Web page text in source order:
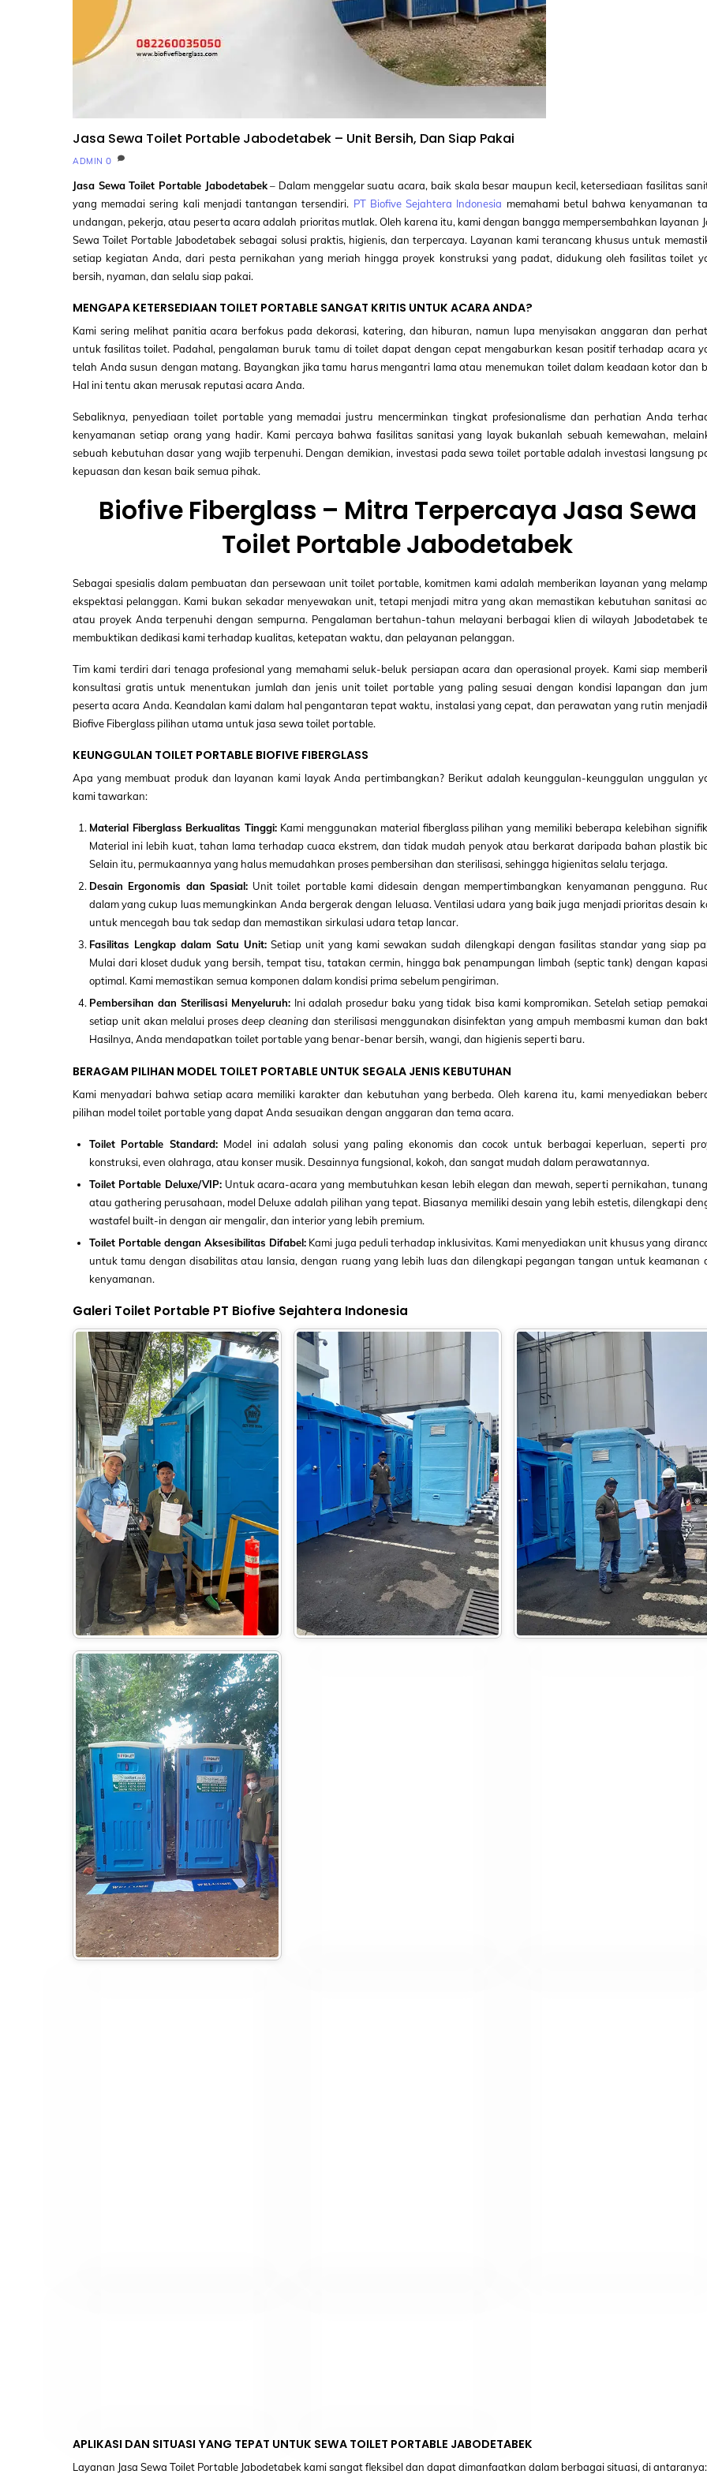
Jasa Sewa Toilet Portable Jabodetabek – Unit Bersih, Dan Siap Pakai
ADMIN 0
Jasa Sewa Toilet Portable Jabodetabek– Dalam menggelar suatu acara, baik skala besar maupun kecil, ketersediaan fasilitas
yang memadai sering kali menjadi tantangan tersendiri. PT Biofive Sejahtera Indonesia memahami betul bahwa kenyamanan
undangan, pekerja, atau peserta acara adalah prioritas mutlak. Oleh karena itu, kami dengan bangga mempersembahkan layanan
Sewa Toilet Portable Jabodetabek sebagai solusi praktis, higienis, dan terpercaya. Layanan kami terancang khusus untuk
setiap kegiatan Anda, dari pesta pernikahan yang meriah hingga proyek konstruksi yang padat, didukung oleh fasilitas toilet
bersih, nyaman, dan selalu siap pakai.
MENGAPA KETERSEDIAAN TOILET PORTABLE SANGAT KRITIS UNTUK ACARA ANDA?
Kami sering melihat panitia acara berfokus pada dekorasi, katering, dan hiburan, namun lupa menyisakan anggaran dan
untuk fasilitas toilet. Padahal, pengalaman buruk tamu di toilet dapat dengan cepat mengaburkan kesan positif terhadap acara
telah Anda susun dengan matang. Bayangkan jika tamu harus mengantri lama atau menemukan toilet dalam keadaan kotor dan
Hal ini tentu akan merusak reputasi acara Anda.
Sebaliknya, penyediaan toilet portable yang memadai justru mencerminkan tingkat profesionalisme dan perhatian Anda
kenyamanan setiap orang yang hadir. Kami percaya bahwa fasilitas sanitasi yang layak bukanlah sebuah kemewahan,
sebuah kebutuhan dasar yang wajib terpenuhi. Dengan demikian, investasi pada sewa toilet portable adalah investasi langsung
kepuasan dan kesan baik semua pihak.
Biofive Fiberglass – Mitra Terpercaya Jasa Sewa
Toilet Portable Jabodetabek
Sebagai spesialis dalam pembuatan dan persewaan unit toilet portable, komitmen kami adalah memberikan layanan yang
ekspektasi pelanggan. Kami bukan sekadar menyewakan unit, tetapi menjadi mitra yang akan memastikan kebutuhan sanitasi
atau proyek Anda terpenuhi dengan sempurna. Pengalaman bertahun-tahun melayani berbagai klien di wilayah Jabodetabek
membuktikan dedikasi kami terhadap kualitas, ketepatan waktu, dan pelayanan pelanggan.
Tim kami terdiri dari tenaga profesional yang memahami seluk-beluk persiapan acara dan operasional proyek. Kami siap
konsultasi gratis untuk menentukan jumlah dan jenis unit toilet portable yang paling sesuai dengan kondisi lapangan dan
peserta acara Anda. Keandalan kami dalam hal pengantaran tepat waktu, instalasi yang cepat, dan perawatan yang rutin
Biofive Fiberglass pilihan utama untuk jasa sewa toilet portable.
KEUNGGULAN TOILET PORTABLE BIOFIVE FIBERGLASS
Apa yang membuat produk dan layanan kami layak Anda pertimbangkan? Berikut adalah keunggulan-keunggulan unggulan
kami tawarkan:
Material Fiberglass Berkualitas Tinggi: Kami menggunakan material fiberglass pilihan yang memiliki beberapa kelebihan
Material ini lebih kuat, tahan lama terhadap cuaca ekstrem, dan tidak mudah penyok atau berkarat daripada bahan plastik
Selain itu, permukaannya yang halus memudahkan proses pembersihan dan sterilisasi, sehingga higienitas selalu terjaga.
Desain Ergonomis dan Spasial: Unit toilet portable kami didesain dengan mempertimbangkan kenyamanan pengguna.
dalam yang cukup luas memungkinkan Anda bergerak dengan leluasa. Ventilasi udara yang baik juga menjadi prioritas desain
untuk mencegah bau tak sedap dan memastikan sirkulasi udara tetap lancar.
Fasilitas Lengkap dalam Satu Unit:Setiap unit yang kami sewakan sudah dilengkapi dengan fasilitas standar yang siap
Mulai dari kloset duduk yang bersih, tempat tisu, tatakan cermin, hingga bak penampungan limbah (septic tank) dengan
optimal. Kami memastikan semua komponen dalam kondisi prima sebelum pengiriman.
Pembersihan dan Sterilisasi Menyeluruh: Ini adalah prosedur baku yang tidak bisa kami kompromikan. Setelah setiap
setiap unit akan melalui prosesdeep cleaning dan sterilisasi menggunakan disinfektan yang ampuh membasmi kuman dan
Hasilnya, Anda mendapatkan toilet portable yang benar-benar bersih, wangi, dan higienis seperti baru.
BERAGAM PILIHAN MODEL TOILET PORTABLE UNTUK SEGALA JENIS KEBUTUHAN
Kami menyadari bahwa setiap acara memiliki karakter dan kebutuhan yang berbeda. Oleh karena itu, kami menyediakan
pilihan model toilet portable yang dapat Anda sesuaikan dengan anggaran dan tema acara.
Toilet Portable Standard: Model ini adalah solusi yang paling ekonomis dan cocok untuk berbagai keperluan, seperti
konstruksi, even olahraga, atau konser musik. Desainnya fungsional, kokoh, dan sangat mudah dalam perawatannya.
Toilet Portable Deluxe/VIP: Untuk acara-acara yang membutuhkan kesan lebih elegan dan mewah, seperti pernikahan,
atau gathering perusahaan, model Deluxe adalah pilihan yang tepat. Biasanya memiliki desain yang lebih estetis, dilengkapi
wastafel built-in dengan air mengalir, dan interior yang lebih premium.
Toilet Portable dengan Aksesibilitas Difabel: Kami juga peduli terhadap inklusivitas. Kami menyediakan unit khusus yang
untuk tamu dengan disabilitas atau lansia, dengan ruang yang lebih luas dan dilengkapi pegangan tangan untuk keamanan
kenyamanan.
Galeri Toilet Portable PT Biofive Sejahtera Indonesia
APLIKASI DAN SITUASI YANG TEPAT UNTUK SEWA TOILET PORTABLE JABODETABEK
Layanan Jasa Sewa Toilet Portable Jabodetabek kami sangat fleksibel dan dapat dimanfaatkan dalam berbagai situasi, di antaranya: